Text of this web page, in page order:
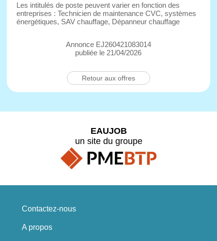
Les intitulés de poste peuvent varier en fonction des
entreprises : Technicien de maintenance CVC, systèmes
énergétiques, SAV chauffage, Dépanneur chauffage
Annonce EJ260421083014
publiée le 21/04/2026
Retour aux offres
EAUJOB
un site du groupe
Contactez-nous
A propos